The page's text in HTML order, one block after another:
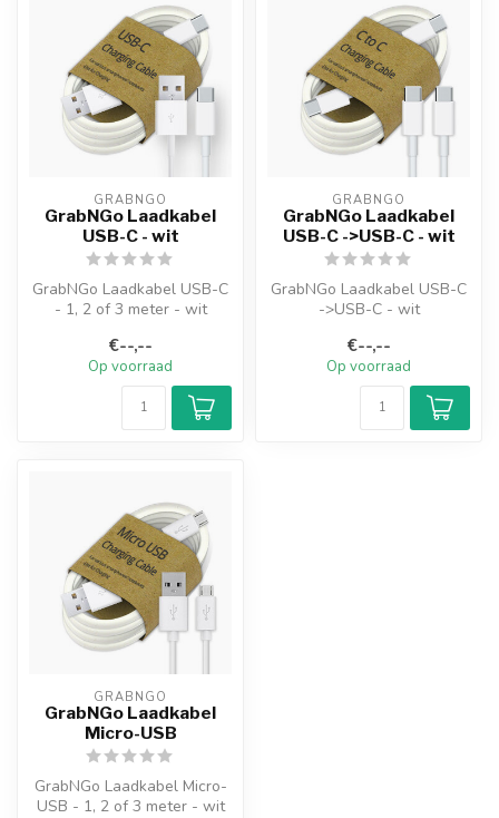
GRABNGO
GrabNGo Laadkabel
USB-C - wit
GrabNGo Laadkabel USB-C
- 1, 2 of 3 meter - wit
€--,--
Op voorraad
GRABNGO
GrabNGo Laadkabel
USB-C ->USB-C - wit
GrabNGo Laadkabel USB-C
->USB-C - wit
€--,--
Op voorraad
GRABNGO
GrabNGo Laadkabel
Micro-USB
GrabNGo Laadkabel Micro-
USB - 1, 2 of 3 meter - wit